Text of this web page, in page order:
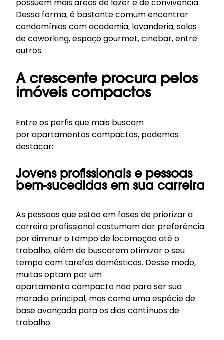
possuem mais áreas de lazer e de convivência.
Dessa forma, é bastante comum encontrar
condomínios com academia, lavanderia, salas
de coworking, espaço gourmet, cinebar, entre
outros.
A crescente procura pelos
imóveis compactos
Entre os perfis que mais buscam
porapartamentos compactos, podemos
destacar:
Jovens profissionais e pessoas
bem-sucedidas em sua carreira
As pessoas que estão em fases de priorizar a
carreira profissional costumam dar preferência
por diminuir o tempo de locomoção até o
trabalho, além de buscarem otimizar o seu
tempo com tarefas domésticas. Desse modo,
muitas optam por um
apartamento compacto não para ser sua
moradia principal, mas como uma espécie de
base avançada para os dias contínuos de
trabalho.